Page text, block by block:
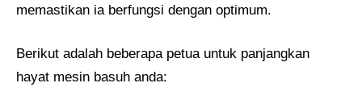
memastikan ia berfungsi dengan optimum.
Berikut adalah beberapa petua untuk panjangkan
hayat mesin basuh anda: